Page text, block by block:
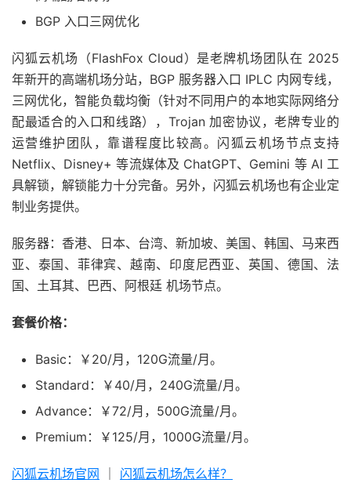
BGP 入口三网优化
闪狐云机场（FlashFox Cloud）是老牌机场团队在 2025
年新开的高端机场分站，BGP 服务器入口 IPLC 内网专线，
三网优化，智能负载均衡（针对不同用户的本地实际网络分
配最适合的入口和线路），Trojan 加密协议，老牌专业的
运营维护团队，靠谱程度比较高。闪狐云机场节点支持
Netflix、Disney+ 等流媒体及 ChatGPT、Gemini 等 AI 工
具解锁，解锁能力十分完备。另外，闪狐云机场也有企业定
制业务提供。
服务器：香港、日本、台湾、新加坡、美国、韩国、马来西
亚、泰国、菲律宾、越南、印度尼西亚、英国、德国、法
国、土耳其、巴西、阿根廷 机场节点。
套餐价格：
Basic：￥20/月，120G流量/月。
Standard：￥40/月，240G流量/月。
Advance：￥72/月，500G流量/月。
Premium：￥125/月，1000G流量/月。
闪狐云机场官网 闪狐云机场怎么样？